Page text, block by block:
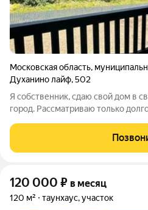
Московская область,
Духанино лайф,502
Я собственник, сдаю свой дом в
город. Рассматриваю только
постоянно. Торг возможен с
новый, 2025 года
120 000 ₽ в месяц
120 м² таунхаус, участок